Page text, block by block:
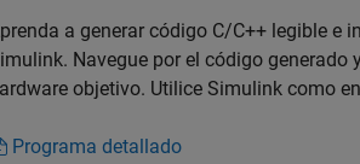
a generar código C/C++ legible e
Navegue por el código
objetivo. Utilice Simulink como
Programa detallado